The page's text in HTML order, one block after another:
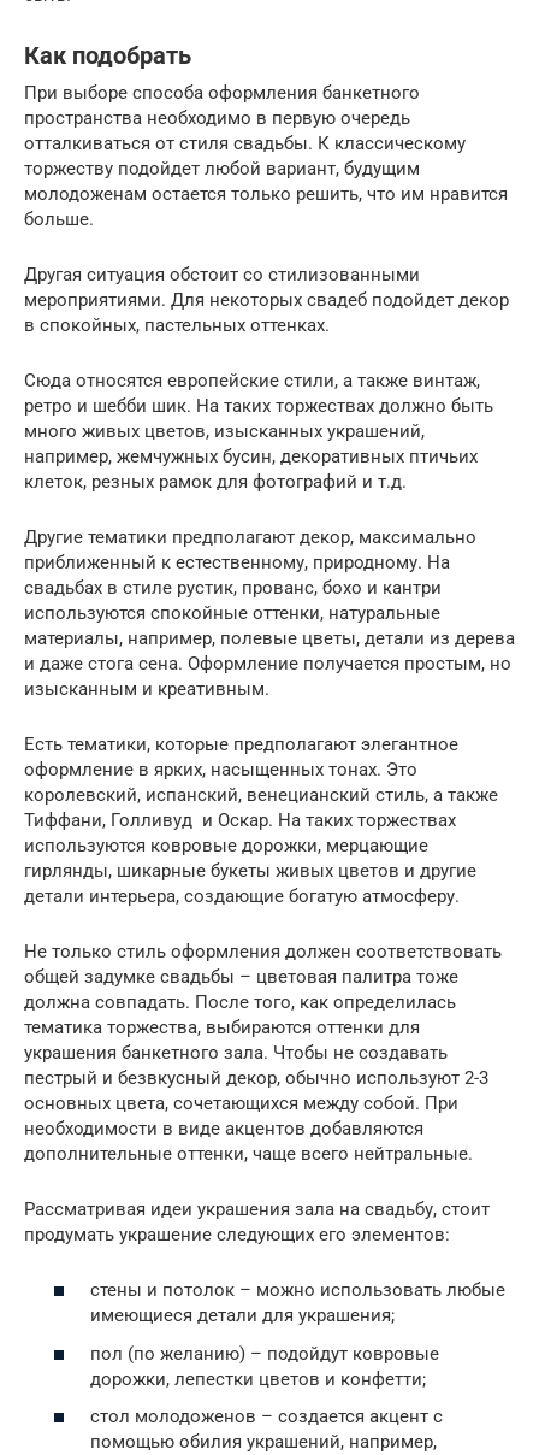
Как подобрать
При выборе способа оформления банкетного
пространства необходимо в первую очередь
отталкиваться от стиля свадьбы. К классическому
торжеству подойдет любой вариант, будущим
молодоженам остается только решить, что им нравится
больше.
Другая ситуация обстоит со стилизованными
мероприятиями. Для некоторых свадеб подойдет декор
в спокойных, пастельных оттенках.
Сюда относятся европейские стили, а также винтаж,
ретро и шебби шик. На таких торжествах должно быть
много живых цветов, изысканных украшений,
например, жемчужных бусин, декоративных птичьих
клеток, резных рамок для фотографий и т.д.
Другие тематики предполагают декор, максимально
приближенный к естественному, природному. На
свадьбах в стиле рустик, прованс, бохо и кантри
используются спокойные оттенки, натуральные
материалы, например, полевые цветы, детали из дерева
и даже стога сена. Оформление получается простым, но
изысканным и креативным.
Есть тематики, которые предполагают элегантное
оформление в ярких, насыщенных тонах. Это
королевский, испанский, венецианский стиль, а также
Тиффани, Голливуд и Оскар. На таких торжествах
используются ковровые дорожки, мерцающие
гирлянды, шикарные букеты живых цветов и другие
детали интерьера, создающие богатую атмосферу.
Не только стиль оформления должен соответствовать
общей задумке свадьбы – цветовая палитра тоже
должна совпадать. После того, как определилась
тематика торжества, выбираются оттенки для
украшения банкетного зала. Чтобы не создавать
пестрый и безвкусный декор, обычно используют 2-3
основных цвета, сочетающихся между собой. При
необходимости в виде акцентов добавляются
дополнительные оттенки, чаще всего нейтральные.
Рассматривая идеи украшения зала на свадьбу, стоит
продумать украшение следующих его элементов:
стены и потолок – можно использовать любые
имеющиеся детали для украшения;
пол (по желанию) – подойдут ковровые
дорожки, лепестки цветов и конфетти;
стол молодоженов – создается акцент с
помощью обилия украшений, например,